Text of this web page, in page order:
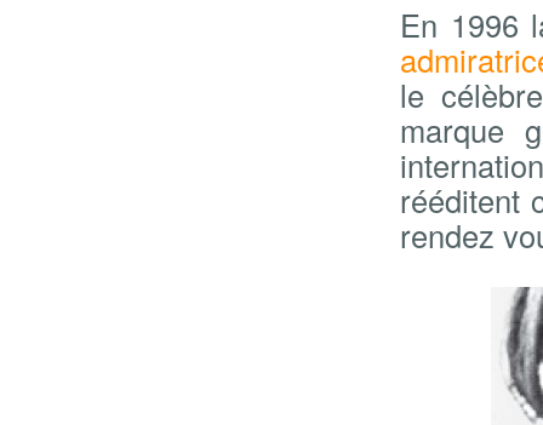
En 1996
le
marque
rééditent
rendez